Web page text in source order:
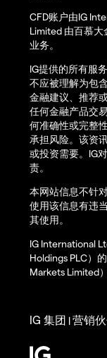
CFD账户由IG
Limited 由百慕
业务。
IG提供的所有服
不应被理解为包
金融建议、推荐
任何金融产品交
何准确性或完整
承担风险。该资
或投资需要。IG
责。
本网站信息不针
使用该信息有违
其使用。
IG International
Holdings PLC）
Markets Limited
IG 集团 |营销